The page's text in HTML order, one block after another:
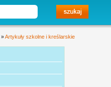
»Artykuły szkolne i kreślarskie